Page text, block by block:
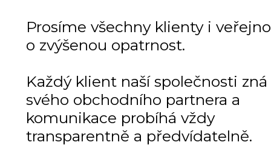
Prosíme všechny klienty i
o zvýšenou opatrnost.
Každý klient naší společnosti zná
svého obchodního partnera a
komunikace probíhá vždy
transparentně a předvídatelně.